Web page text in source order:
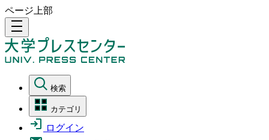
ページ上部
density_medium
検索
カテゴリ
ログイン